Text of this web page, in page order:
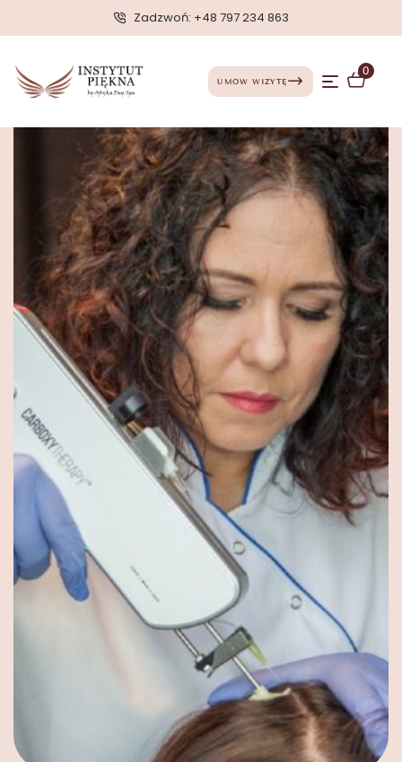
Zadzwoń: +48 797 234 863
UMÓW WIZYTĘ
0